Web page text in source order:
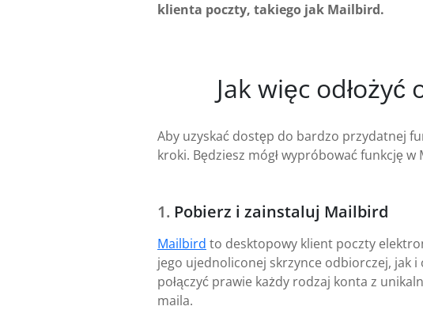
klienta poczty, takiego jak Mailbird.
Jak więc
Aby uzyskać dostęp do bardzo przydatnej
kroki. Będziesz mógł wypróbować funkcję
Pobierz i zainstaluj Mailbird
Mailbird to desktopowy klient poczty
jego ujednoliconej skrzynce odbiorczej, jak
połączyć prawie każdy rodzaj konta z
maila.